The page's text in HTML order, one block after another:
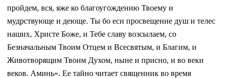
пройдем, вся, яже ко благоугождению Твоему и
мудрствующе и деюще. Ты бо еси просвещение душ и телес
наших, Христе Боже, и Тебе славу возсылаем, со
Безначальным Твоим Отцем и Всесвятым, и Благим, и
Животворящим Твоим Духом, ныне и присно, и во веки
веков. Аминь». Ее тайно читает священник во время